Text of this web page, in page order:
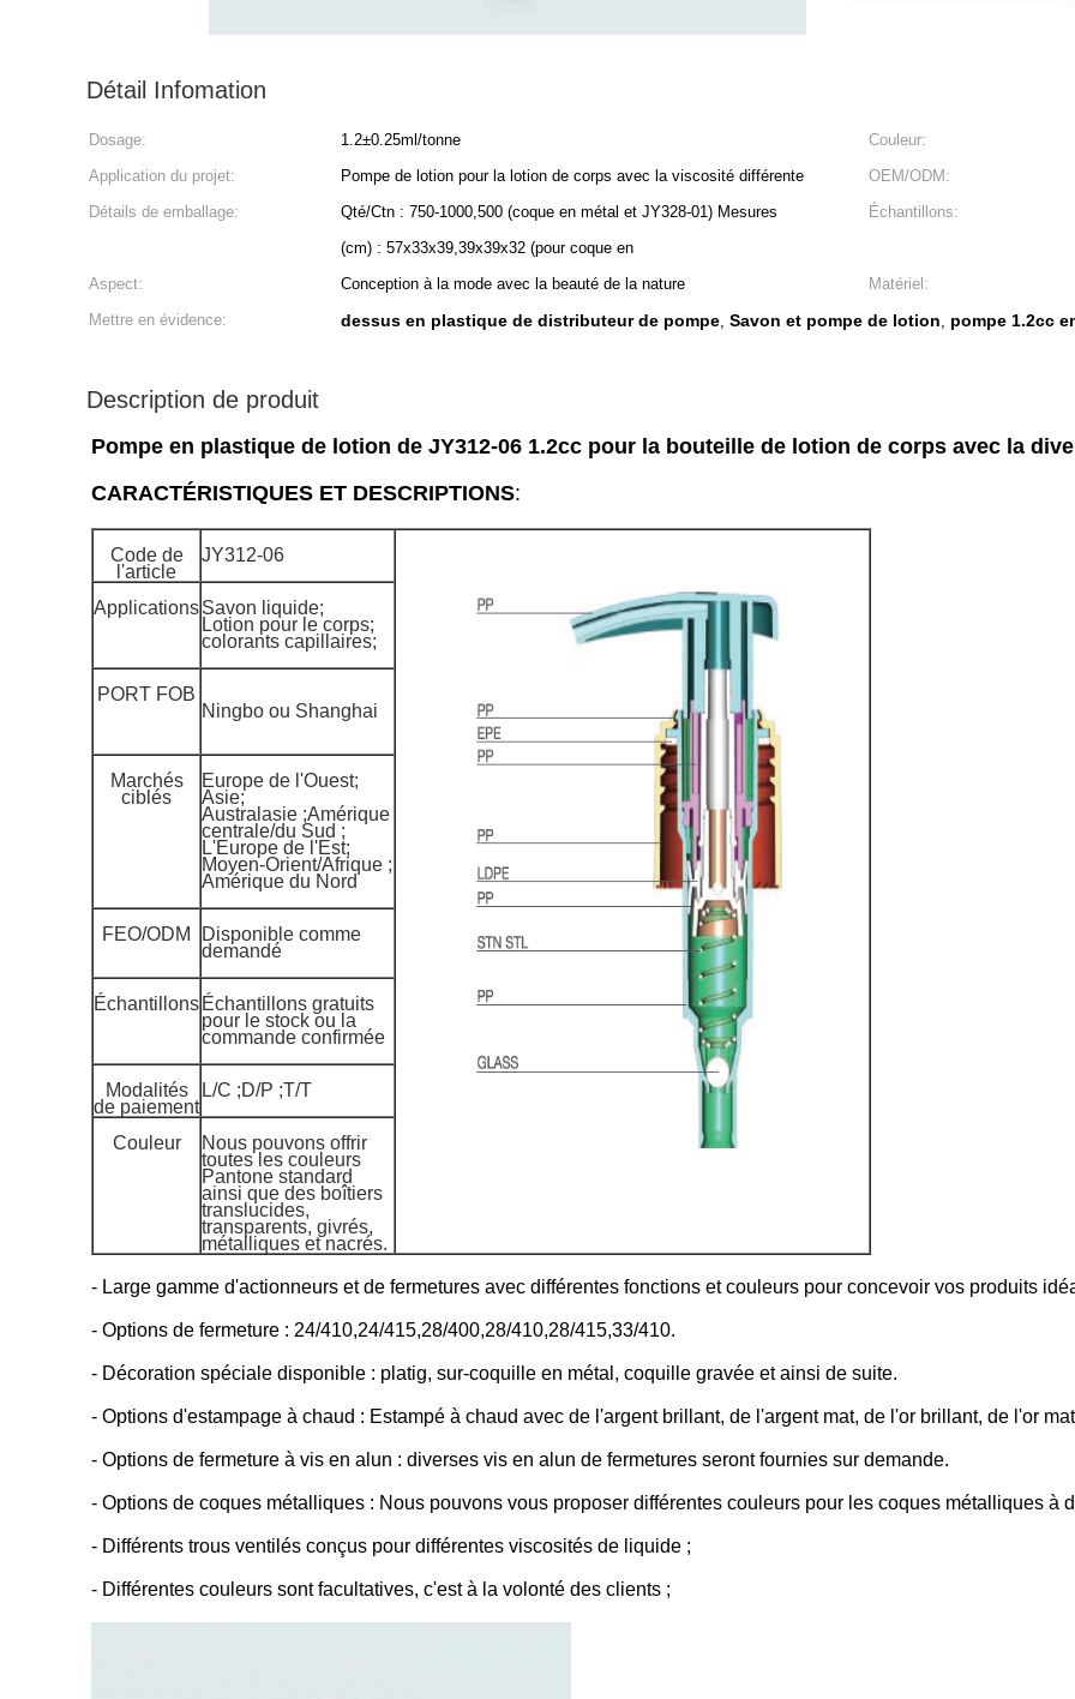
Détail Infomation
Dosage: 1.2±0.25ml/tonne Couleur:
Application du projet:
Pompe de lotion pour la lotion de corps avec la viscosité différente OEM/ODM:
Détails de emballage:
Qté/Ctn : 750-1000,500 (coque en métal et JY328-01) Mesures
(cm) : 57x33x39,39x39x32 (pour coque en
Échantillons:
Aspect: Conception à la mode avec la beauté de la nature Matériel:
Mettre en évidence:
dessus en plastique de distributeur de pompe, Savon et pompe de lotion, pompe 1.2cc
Description de produit
Pompe en plastique de lotion de JY312-06 1.2cc pour la bouteille de lotion de corps avec la
CARACTÉRISTIQUES ET DESCRIPTIONS:
Code de
l'article
JY312-06
ApplicationsSavon liquide;
Lotion pour le corps;
colorants capillaires;
PORT FOB
Ningbo ou Shanghai
Marchés
ciblés
Europe de l'Ouest;
Asie;
Australasie ;Amérique
centrale/du Sud ;
L'Europe de l'Est;
Moyen-Orient/Afrique ;
Amérique du Nord
FEO/ODM
Disponible comme
demandé
Échantillons Échantillons gratuits
pour le stock ou la
commande confirmée
Modalités
de paiement
L/C ;D/P ;T/T
Couleur
Nous pouvons offrir
toutes les couleurs
Pantone standard
ainsi que des boîtiers
translucides,
transparents, givrés,
métalliques et nacrés.
- Large gamme d'actionneurs et de fermetures avec différentes fonctions et couleurs pour concevoir vos produits
- Options de fermeture : 24/410,24/415,28/400,28/410,28/415,33/410.
- Décoration spéciale disponible : platig, sur-coquille en métal, coquille gravée et ainsi de suite.
- Options d'estampage à chaud : Estampé à chaud avec de l'argent brillant, de l'argent mat, de l'or brillant, de l'or
- Options de fermeture à vis en alun : diverses vis en alun de fermetures seront fournies sur demande.
- Options de coques métalliques : Nous pouvons vous proposer différentes couleurs pour les coques métalliques à
- Différents trous ventilés conçus pour différentes viscosités de liquide ;
- Différentes couleurs sont facultatives, c'est à la volonté des clients ;